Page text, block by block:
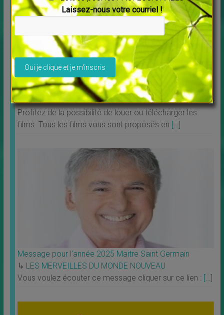
Découvrez Debowska Productions
↳LES MERVEILLES DU MONDE NOUVEAU,Livres
Profitez de la possibilité de louer ou télécharger les
films. Tous les films vous sont proposés en […]
Message pour l’année 2025 Maitre Saint Germain
↳ LES MERVEILLES DU MONDE NOUVEAU
Vous voulez écouter ce message cliquer sur ce lien : […]
Laissez-nous votre courriel !
Veuillez laisser ce champ vide.